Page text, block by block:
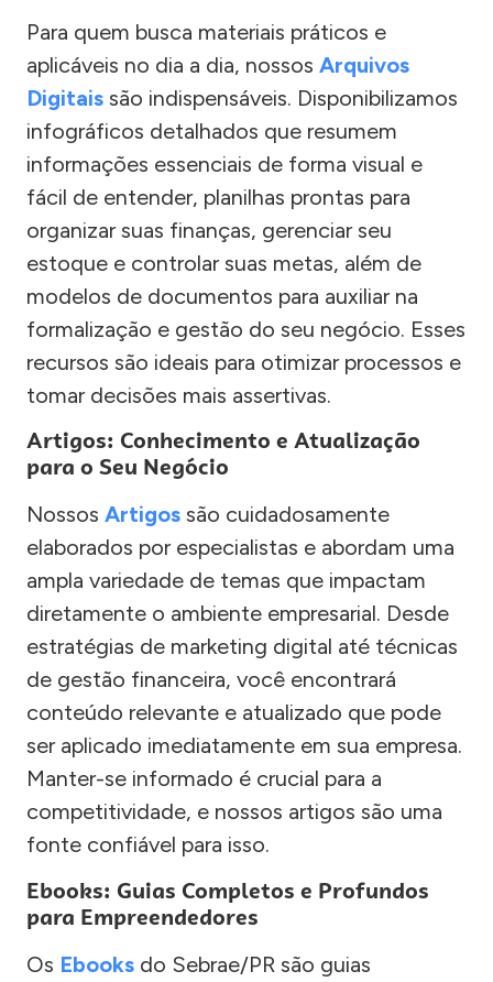
Para quem busca materiais práticos e
aplicáveis no dia a dia, nossos Arquivos
Digitais são indispensáveis. Disponibilizamos
infográficos detalhados que resumem
informações essenciais de forma visual e
fácil de entender, planilhas prontas para
organizar suas finanças, gerenciar seu
estoque e controlar suas metas, além de
modelos de documentos para auxiliar na
formalização e gestão do seu negócio. Esses
recursos são ideais para otimizar processos e
tomar decisões mais assertivas.
Artigos: Conhecimento e Atualização
para o Seu Negócio
Nossos Artigos são cuidadosamente
elaborados por especialistas e abordam uma
ampla variedade de temas que impactam
diretamente o ambiente empresarial. Desde
estratégias de marketing digital até técnicas
de gestão financeira, você encontrará
conteúdo relevante e atualizado que pode
ser aplicado imediatamente em sua empresa.
Manter-se informado é crucial para a
competitividade, e nossos artigos são uma
fonte confiável para isso.
Ebooks: Guias Completos e Profundos
para Empreendedores
Os Ebooks do Sebrae/PR são guias